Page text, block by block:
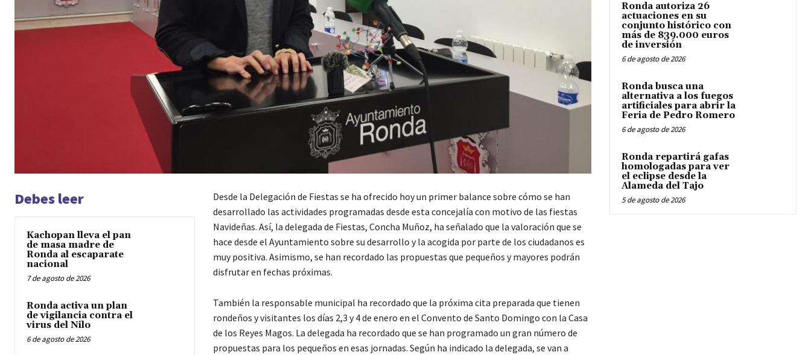
Debes leer
Kachopan lleva el pan
de masa madre de
Ronda al escaparate
nacional
7 de agosto de 2026
Ronda activa un plan
de vigilancia contra el
virus del Nilo
6 de agosto de 2026
Desde la Delegación de Fiestas se ha ofrecido hoy un primer balance sobre cómo se han
desarrollado las actividades programadas desde esta concejalía con motivo de las fiestas
Navideñas. Así, la delegada de Fiestas, Concha Muñoz, ha señalado que la valoración que se
hace desde el Ayuntamiento sobre su desarrollo y la acogida por parte de los ciudadanos es
muy positiva. Asimismo, se han recordado las propuestas que pequeños y mayores podrán
disfrutar en fechas próximas.
También la responsable municipal ha recordado que la próxima cita preparada que tienen
rondeños y visitantes los días 2,3 y 4 de enero en el Convento de Santo Domingo con la Casa
de los Reyes Magos. La delegada ha recordado que se han programado un gran número de
propuestas para los pequeños en esas jornadas. Según ha indicado la delegada, se van a
Ronda autoriza 26
actuaciones en su
conjunto histórico con
más de 839.000 euros
de inversión
6 de agosto de 2026
Ronda busca una
alternativa a los fuegos
artificiales para abrir la
Feria de Pedro Romero
6 de agosto de 2026
Ronda repartirá gafas
homologadas para ver
el eclipse desde la
Alameda del Tajo
5 de agosto de 2026